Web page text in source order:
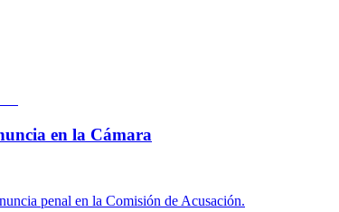
en la Cámara
penal en la Comisión de Acusación.